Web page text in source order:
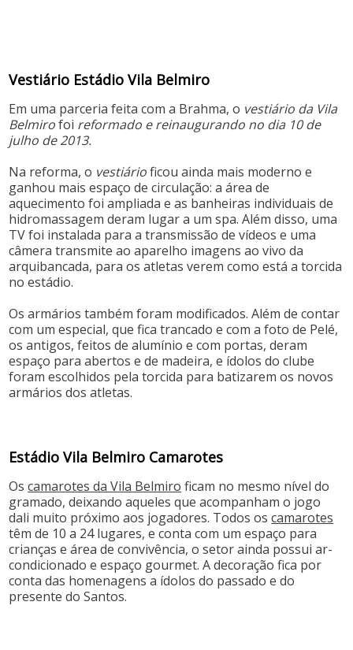
Vestiário Estádio Vila Belmiro
Em uma parceria feita com a Brahma, o vestiário da Vila
Belmirofoi reformado e reinaugurando no dia 10 de
julho de 2013.
Na reforma, o vestiárioficou ainda mais moderno e
ganhou mais espaço de circulação: a área de
aquecimento foi ampliada e as banheiras individuais de
hidromassagem deram lugar a um spa. Além disso, uma
TV foi instalada para a transmissão de vídeos e uma
câmera transmite ao aparelho imagens ao vivo da
arquibancada, para os atletas verem como está a torcida
no estádio.
Os armários também foram modificados. Além de contar
com um especial, que fica trancado e com a foto de Pelé,
os antigos, feitos de alumínio e com portas, deram
espaço para abertos e de madeira, e ídolos do clube
foram escolhidos pela torcida para batizarem os novos
armários dos atletas.
Estádio Vila Belmiro Camarotes
Oscamarotes da Vila Belmiro ficam no mesmo nível do
gramado, deixando aqueles que acompanham o jogo
dali muito próximo aos jogadores. Todos oscamarotes
têm de 10 a 24 lugares, e conta com um espaço para
crianças e área de convivência, o setor ainda possui ar-
condicionado e espaço gourmet. A decoração fica por
conta das homenagens a ídolos do passado e do
presente do Santos.